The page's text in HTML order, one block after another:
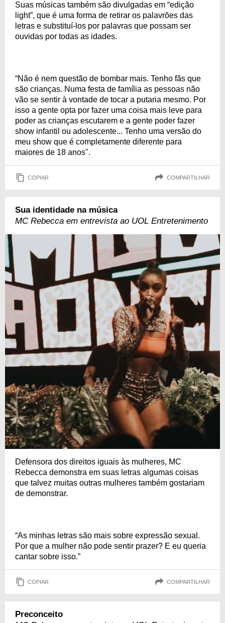
Suas músicas também são divulgadas em “edição
light”, que é uma forma de retirar os palavrões das
letras e substituí-los por palavras que possam ser
ouvidas por todas as idades.
“Não é nem questão de bombar mais. Tenho fãs que
são crianças. Numa festa de família as pessoas não
vão se sentir à vontade de tocar a putaria mesmo. Por
isso a gente opta por fazer uma coisa mais leve para
poder as crianças escutarem e a gente poder fazer
show infantil ou adolescente... Tenho uma versão do
meu show que é completamente diferente para
maiores de 18 anos".
COPIAR COMPARTILHAR
Sua identidade na música
MC Rebecca em entrevista ao UOL Entretenimento
Defensora dos direitos iguais às mulheres, MC
Rebecca demonstra em suas letras algumas coisas
que talvez muitas outras mulheres também gostariam
de demonstrar.
“As minhas letras são mais sobre expressão sexual.
Por que a mulher não pode sentir prazer? E eu queria
cantar sobre isso.”
COPIAR COMPARTILHAR
Preconceito